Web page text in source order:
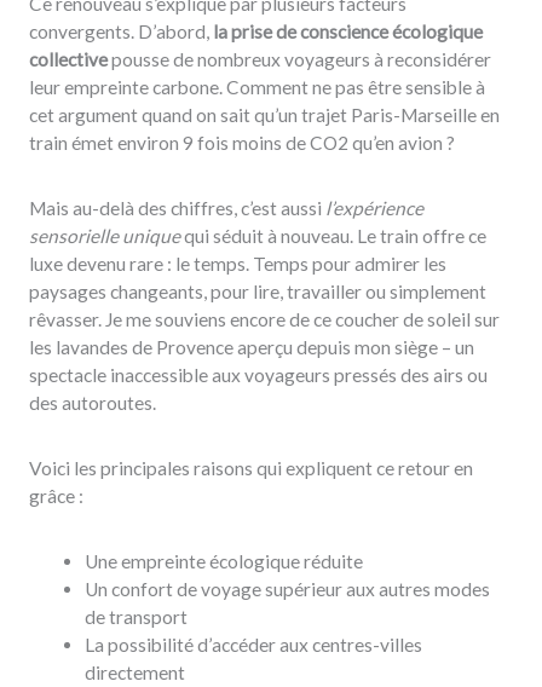
convergents. D’abord, la prise de conscience écologique
collectivepousse de nombreux voyageurs à reconsidérer
leur empreinte carbone. Comment ne pas être sensible à
cet argument quand on sait qu’un trajet Paris-Marseille en
train émet environ 9 fois moins de CO2 qu’en avion ?
Mais au-delà des chiffres, c’est aussi l’expérience
sensorielle uniquequi séduit à nouveau. Le train offre ce
luxe devenu rare : le temps. Temps pour admirer les
paysages changeants, pour lire, travailler ou simplement
rêvasser. Je me souviens encore de ce coucher de soleil sur
les lavandes de Provence aperçu depuis mon siège – un
spectacle inaccessible aux voyageurs pressés des airs ou
des autoroutes.
Voici les principales raisons qui expliquent ce retour en
grâce :
Une empreinte écologique réduite
Un confort de voyage supérieur aux autres modes
de transport
La possibilité d’accéder aux centres-villes
directement